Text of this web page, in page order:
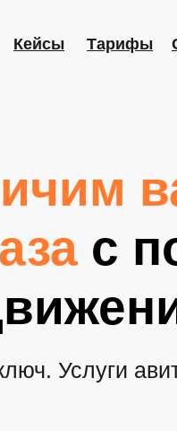
Тарифы
Кейсы
Услуги
с